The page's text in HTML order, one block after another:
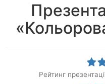
Рейтинг